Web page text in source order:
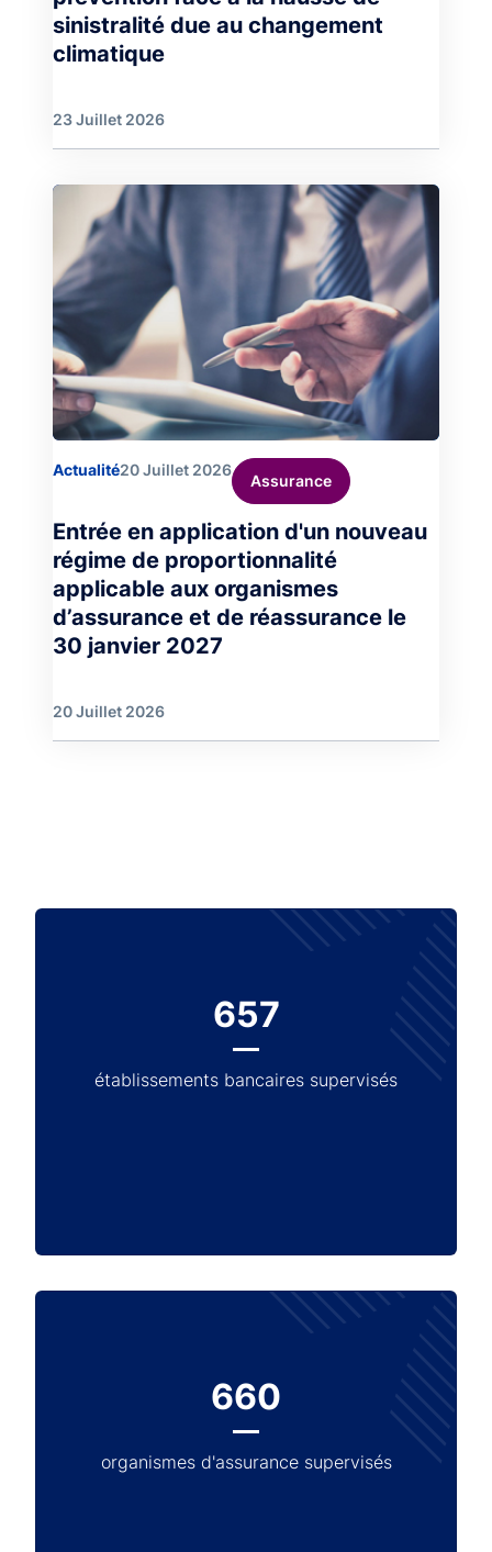
sinistralité due au changement
climatique
23 Juillet 2026
Image
Actualité20 Juillet 2026
Assurance
Entrée en application d'un nouveau
régime de proportionnalité
applicable aux organismes
d’assurance et de réassurance le
30 janvier 2027
20 Juillet 2026
657
établissements bancaires supervisés
660
organismes d'assurance supervisés